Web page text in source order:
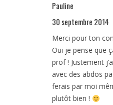
Pauline
30 septembre 2014
Merci pour ton
Oui je pense que
prof ! Justement
avec des abdos
ferais par moi
plutôt bien !